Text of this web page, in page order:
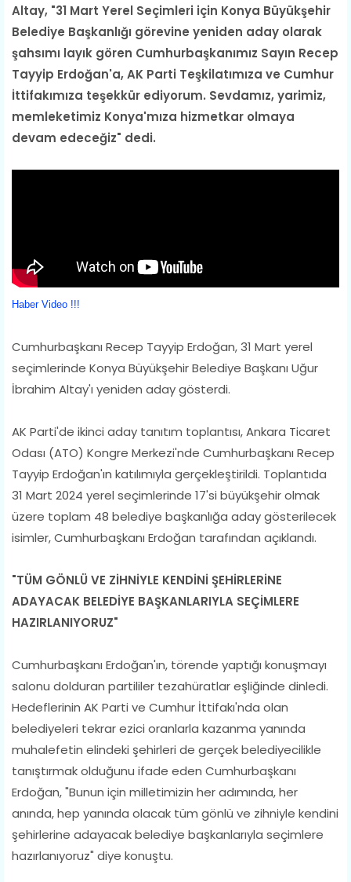
Altay, "31 Mart Yerel Seçimleri için Konya Büyükşehir
Belediye Başkanlığı görevine yeniden aday olarak
şahsımı layık gören Cumhurbaşkanımız Sayın Recep
Tayyip Erdoğan'a, AK Parti Teşkilatımıza ve Cumhur
İttifakımıza teşekkür ediyorum. Sevdamız, yarimiz,
memleketimiz Konya'mıza hizmetkar olmaya
devam edeceğiz" dedi.
Haber Video !!!
Cumhurbaşkanı Recep Tayyip Erdoğan, 31 Mart yerel
seçimlerinde Konya Büyükşehir Belediye Başkanı Uğur
İbrahim Altay'ı yeniden aday gösterdi.
AK Parti'de ikinci aday tanıtım toplantısı, Ankara Ticaret
Odası (ATO) Kongre Merkezi'nde Cumhurbaşkanı Recep
Tayyip Erdoğan'ın katılımıyla gerçekleştirildi. Toplantıda
31 Mart 2024 yerel seçimlerinde 17'si büyükşehir olmak
üzere toplam 48 belediye başkanlığa aday gösterilecek
isimler, Cumhurbaşkanı Erdoğan tarafından açıklandı.
"TÜM GÖNLÜ VE ZİHNİYLE KENDİNİ ŞEHİRLERİNE
ADAYACAK BELEDİYE BAŞKANLARIYLA SEÇİMLERE
HAZIRLANIYORUZ"
Cumhurbaşkanı Erdoğan'ın, törende yaptığı konuşmayı
salonu dolduran partililer tezahüratlar eşliğinde dinledi.
Hedeflerinin AK Parti ve Cumhur İttifakı'nda olan
belediyeleri tekrar ezici oranlarla kazanma yanında
muhalefetin elindeki şehirleri de gerçek belediyecilikle
tanıştırmak olduğunu ifade eden Cumhurbaşkanı
Erdoğan, "Bunun için milletimizin her adımında, her
anında, hep yanında olacak tüm gönlü ve zihniyle kendini
şehirlerine adayacak belediye başkanlarıyla seçimlere
hazırlanıyoruz" diye konuştu.